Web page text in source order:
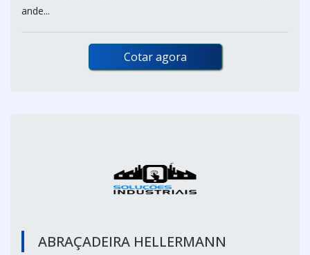
ande...
Cotar agora
ABRAÇADEIRA HELLERMANN